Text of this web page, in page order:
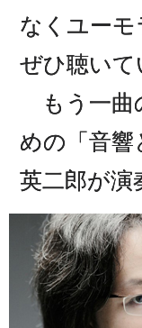
なくユー
ぜひ聴いて
もう一曲
めの「音
英二郎が演